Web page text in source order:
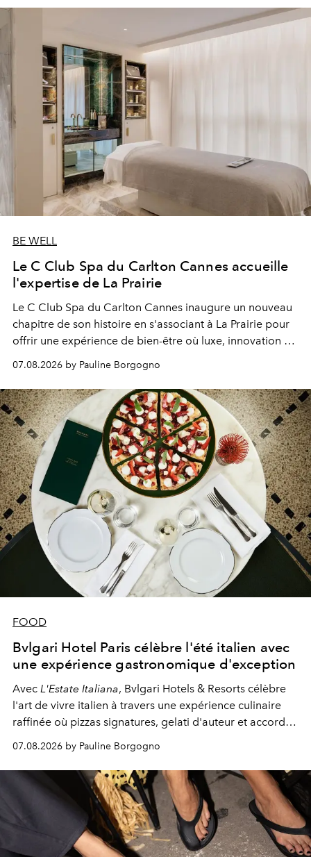
BE WELL
Le C Club Spa du Carlton Cannes accueille
l'expertise de La Prairie
Le C Club Spa du Carlton Cannes inaugure un nouveau
chapitre de son histoire en s'associant à La Prairie pour
offrir une expérience de bien-être où luxe, innovation et
07.08.2026 by Pauline Borgogno
FOOD
Bvlgari Hotel Paris célèbre l'été italien avec
une expérience gastronomique d'exception
Avec L'Estate Italiana, Bvlgari Hotels & Resorts célèbre
l'art de vivre italien à travers une expérience culinaire
raffinée où pizzas signatures, gelati d'auteur et accords
07.08.2026 by Pauline Borgogno